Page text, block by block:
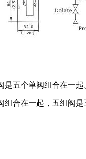
五个单阀组合在一起
合在一起，五组阀是